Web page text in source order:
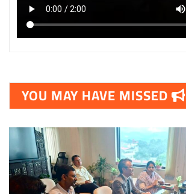
YOU MAY HAVE MISSED